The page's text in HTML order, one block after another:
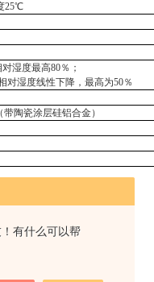
有什么可以帮
25℃
湿度最高80％；
对湿度线性下降，最高为50％
（带陶瓷涂层硅铝合金）